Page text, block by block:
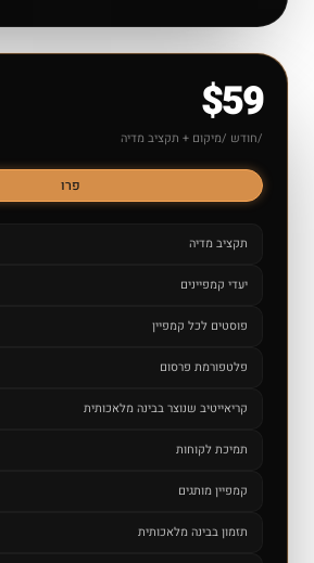
$59
/חודש /מיקום + תקציב מדיה
פרו
תקציב מדיה
יעדי קמפיינים
פוסטים לכל קמפיין
פלטפורמת פרסום
קריאייטיב שנוצר בבינה מלאכותית
תמיכת לקוחות
קמפיין מותגים
תזמון בבינה מלאכותית